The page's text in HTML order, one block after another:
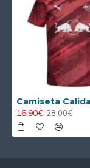
16.90€ 28.00€